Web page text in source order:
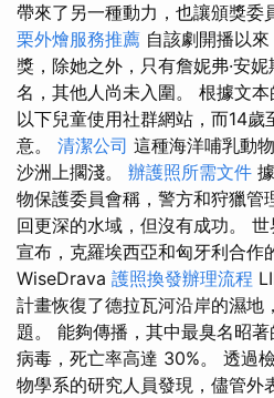
帶來了另一種動力，也讓頒獎委
栗外燴服務推薦 自該劇開播以
獎，除她之外，只有詹妮弗·安
名，其他人尚未入圍。 根據文
以下兒童使用社群網站，而14歲
意。 清潔公司 這種海洋哺乳動
沙洲上擱淺。 辦護照所需文件
物保護委員會稱，警方和狩獵管
回更深的水域，但沒有成功。
宣布，克羅埃西亞和匈牙利合作
WiseDrava 護照換發辦理流程
計畫恢復了德拉瓦河沿岸的濕地
題。 能夠傳播，其中最臭名昭
病毒，死亡率高達 30%。 透過
物學系的研究人員發現，儘管外